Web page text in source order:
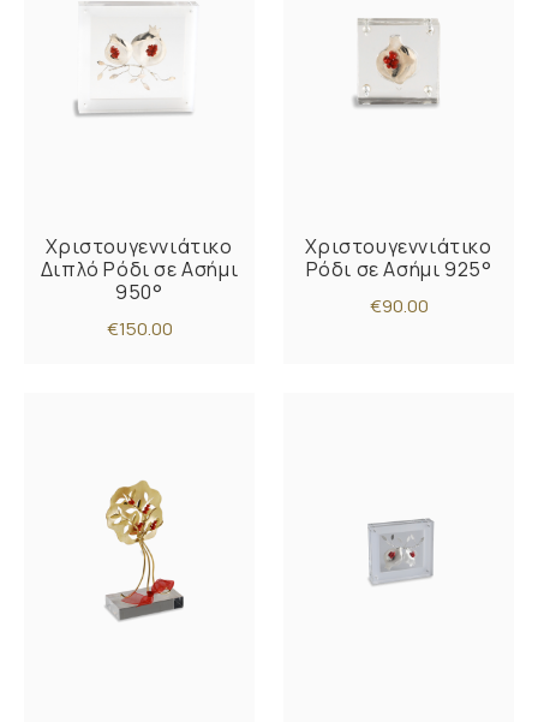
Χριστουγεννιάτικο
Διπλό Ρόδι σε Ασήμι
950°
€150.00
Χριστουγεννιάτικο
Ρόδι σε Ασήμι 925°
€90.00